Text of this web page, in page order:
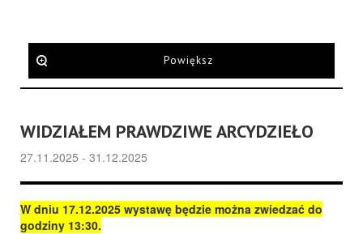
Powiększ
WIDZIAŁEM PRAWDZIWE ARCYDZIEŁO
27.11.2025 - 31.12.2025
W dniu 17.12.2025 wystawę będzie można zwiedzać do
godziny 13:30.